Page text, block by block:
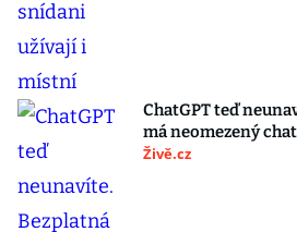
ChatGPT teď
má neomezený
Živě.cz